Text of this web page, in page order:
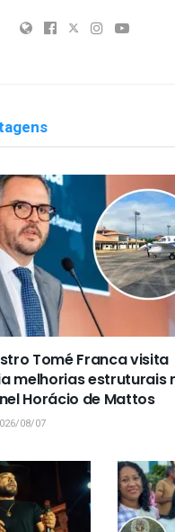
Tomé Franca visita
melhorias estruturais
Horácio de Mattos
08/07